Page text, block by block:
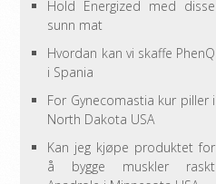
Hold Energized med disse
sunn mat
Hvordan kan vi skaffe PhenQ
i Spania
For Gynecomastia kur piller i
North Dakota USA
Kan jeg kjøpe produktet for
å bygge muskler raskt